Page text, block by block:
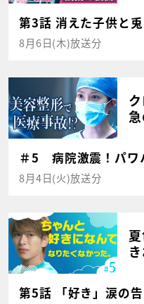
第3話 消えた子供と兎
8月6日(木)放送分
＃5 病院激震！パワ
8月4日(火)放送分
第5話 「好き」涙の